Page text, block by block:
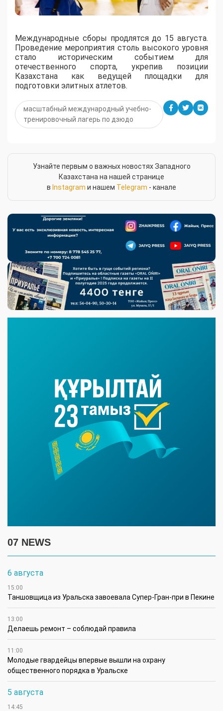
Международные сборы продлятся до 15 августа.
Проведение мероприятия столь высокого уровня
стало историческим событием для
отечественного спорта, укрепив позиции
Казахстана как ведущей площадки для
подготовки элитных атлетов.
масштабный международный учебно-
тренировочный лагерь по дзюдо
Узнайте первым о важных новостях Западного
Казахстана на нашей странице
в Instagram и нашем Telegram - канале
07 NEWS
6 августа
15:00
Таншовщица из Уральска завоевала Супер-Гран-при в Пекине
13:00
Делаешь ремонт – соблюдай правила
11:00
Молодые гвардейцы впервые вышли на охрану
общественного порядка в Уральске
5 августа
14:45